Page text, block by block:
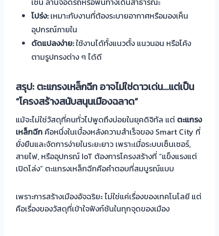
โปร่ง:เหมาะกับงานที่ต้องระบายอากาศหรือมองเห็น
อุปกรณ์ภายใน
ดัดแปลงง่าย:ใช้งานได้ทั้งแนวตั้ง แนวนอน หรือโค้ง
ตามรูปทรงต่าง ๆ ได้ดี
สรุป: ตะแกรงเหล็กฉีก อาจไม่ใช่ดาวเด่น...แต่เป็น
“โครงสร้างสนับสนุนเมืองฉลาด”
แม้จะไม่ใช่วัสดุที่คนทั่วไปพูดถึงบ่อยในยุคดิจิทัล แต่ ตะแกรง
เหล็กฉีก คือหนึ่งในเบื้องหลังความสำเร็จของ Smart City ที่
ยั่งยืนและจัดการง่ายในระยะยาว เพราะเมื่อระบบเซ็นเซอร์,
สายไฟ, หรืออุปกรณ์ IoT ต้องการโครงสร้างที่ “แข็งแรงแต่
เปิดโล่ง” ตะแกรงเหล็กฉีกคือคำตอบที่สมบูรณ์แบบ
เพราะการสร้างเมืองอัจฉริยะ ไม่ใช่แค่เรื่องของเทคโนโลยี แต่
คือเรื่องของวัสดุที่เข้าใจฟังก์ชันในทุกจุดของเมือง